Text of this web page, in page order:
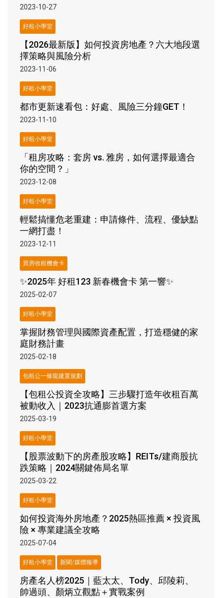
2023-10-27
好租小學堂
【2026最新版】如何投資房地產？六大地段選
擇策略與風險分析
2023-11-06
好租小學堂
都市更新速看包：好處、風險三分鐘GET！
2023-11-10
好租小學堂
「租房攻略：套房 vs. 雅房，如何選擇最適合
你的空間？」
2023-12-08
好租小學堂
輕鬆搞懂危老重建：申請條件、流程、優缺點
一網打盡！
2023-12-11
買房收租機會卡
✨2025年 好租123 新春機會卡 第一響✨
2025-02-07
好租小學堂
掌握財務管理與國際資產配置，打造穩健的家
庭財務計畫
2025-02-18
包租公一條龍建置規劃
【包租公投資全攻略】三步驟打造年收租百萬
被動收入｜2023抗通膨首選方案
2025-03-19
好租小學堂
【股票波動下的房產股攻略】REITs/建商股抗
跌策略｜2024關鍵佈局名單
2025-03-22
好租小學堂
如何投資海外房地產？2025熱區推薦 × 投資風
險 × 專業建議全攻略
2025-07-04
好租小學堂 新聞/媒體報導
房產名人榜2025｜藍太太、Tody、邱陵莉、
帥過頭、顏炳立觀點＋實戰案例